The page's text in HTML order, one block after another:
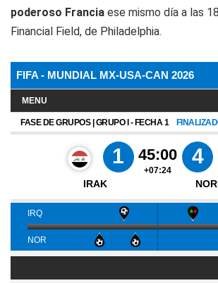
poderoso Francia ese mismo día a las
Financial Field, de Philadelphia.